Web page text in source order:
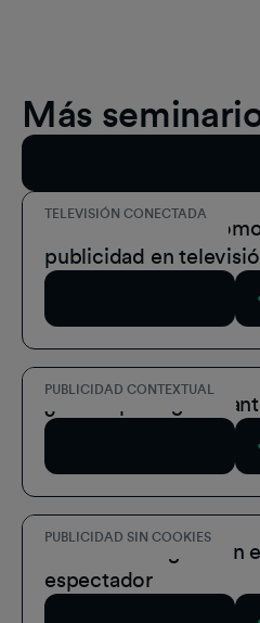
Más
TELEVISIÓN CONECTADA
Serie de vídeos:
publicidad en
PUBLICIDAD CONTEXTUAL
¿Cómo protegerse
PUBLICIDAD SIN COOKIES
Publicidad digital: en
espectador